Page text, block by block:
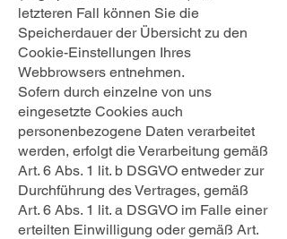
letzteren Fall können Sie die
Speicherdauer der Übersicht zu den
Cookie-Einstellungen Ihres
Webbrowsers entnehmen.
Sofern durch einzelne von uns
eingesetzte Cookies auch
personenbezogene Daten verarbeitet
werden, erfolgt die Verarbeitung gemäß
Art. 6 Abs. 1 lit. b DSGVO entweder zur
Durchführung des Vertrages, gemäß
Art. 6 Abs. 1 lit. a DSGVO im Falle einer
erteilten Einwilligung oder gemäß Art.